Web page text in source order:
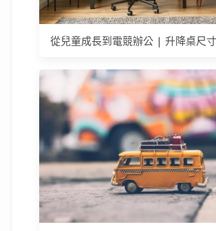
從兒童成長到電競辦公 | 升降桌尺